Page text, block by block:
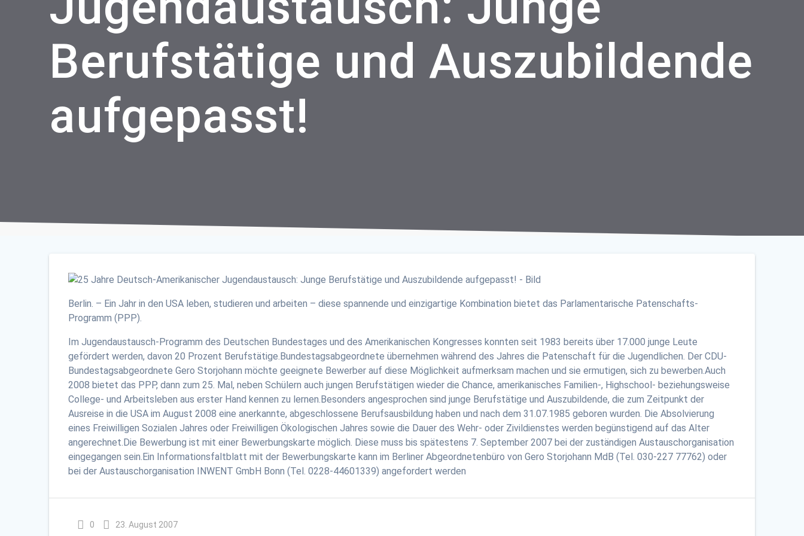
Berufstätige und Auszubildende
aufgepasst!
Berlin. – Ein Jahr in den USA leben, studieren und arbeiten – diese spannende und einzigartige Kombination bietet das Parlamentarische Patenschafts-
Programm (PPP).
Im Jugendaustausch-Programm des Deutschen Bundestages und des Amerikanischen Kongresses konnten seit 1983 bereits über 17.000 junge Leute
gefördert werden, davon 20 Prozent Berufstätige.Bundestagsabgeordnete übernehmen während des Jahres die Patenschaft für die Jugendlichen. Der CDU-
Bundestagsabgeordnete Gero Storjohann möchte geeignete Bewerber auf diese Möglichkeit aufmerksam machen und sie ermutigen, sich zu bewerben.Auch
2008 bietet das PPP, dann zum 25. Mal, neben Schülern auch jungen Berufstätigen wieder die Chance, amerikanisches Familien-, Highschool- beziehungsweise
College- und Arbeitsleben aus erster Hand kennen zu lernen.Besonders angesprochen sind junge Berufstätige und Auszubildende, die zum Zeitpunkt der
Ausreise in die USA im August 2008 eine anerkannte, abgeschlossene Berufsausbildung haben und nach dem 31.07.1985 geboren wurden. Die Absolvierung
eines Freiwilligen Sozialen Jahres oder Freiwilligen Ökologischen Jahres sowie die Dauer des Wehr- oder Zivildienstes werden begünstigend auf das Alter
angerechnet.Die Bewerbung ist mit einer Bewerbungskarte möglich. Diese muss bis spätestens 7. September 2007 bei der zuständigen Austauschorganisation
eingegangen sein.Ein Informationsfaltblatt mit der Bewerbungskarte kann im Berliner Abgeordnetenbüro von Gero Storjohann MdB (Tel. 030-227 77762) oder
bei der Austauschorganisation INWENT GmbH Bonn (Tel. 0228-44601339) angefordert werden
0 23. August 2007